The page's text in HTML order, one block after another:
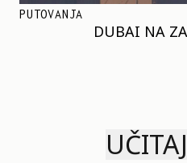
PUTOVANJA
DUBAI NA